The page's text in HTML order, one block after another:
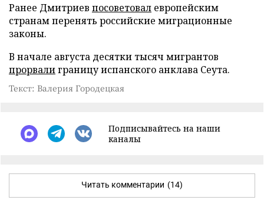
Ранее Дмитриев посоветовал европейским
странам перенять российские миграционные
законы.
В начале августа десятки тысяч мигрантов
прорвалиграницу испанского анклава Сеута.
Текст: Валерия Городецкая
Подписывайтесь на наши
каналы
Читать комментарии (14)